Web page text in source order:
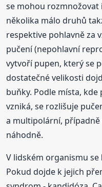
se mohou rozmnožovat
několika málo druhů
respektive pohlavně za
pučení (nepohlavní
vytvoří pupen, který se
dostatečné velikosti
buňky. Podle místa,
vzniká, se rozlišuje
a multipolární,
náhodně.
V lidském organismu se
Pokud dojde k jejich